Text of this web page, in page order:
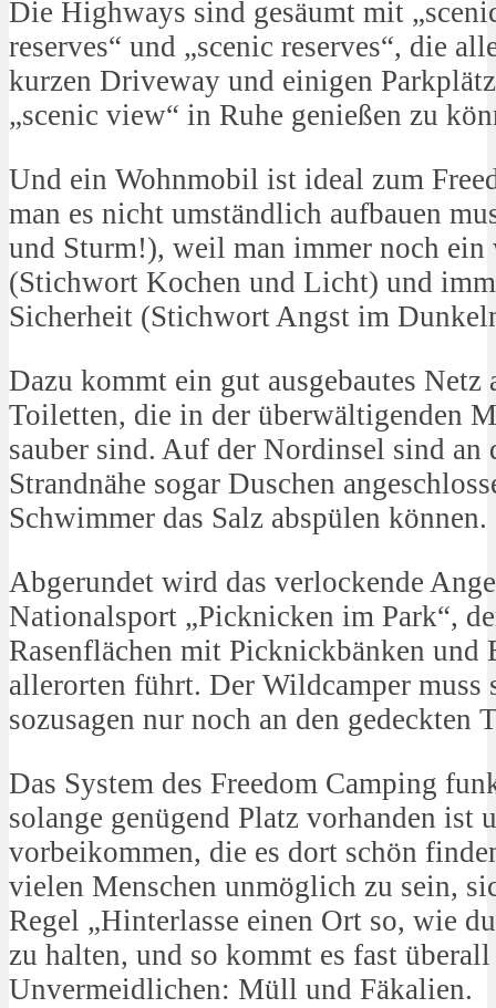
Die Highways sind gesäumt mit
reserves“ und „scenic reserves“, die
kurzen Driveway und einigen
„scenic view“ in Ruhe genießen zu
Und ein Wohnmobil ist ideal zum
man es nicht umständlich aufbauen
und Sturm!), weil man immer noch
(Stichwort Kochen und Licht) und
Sicherheit (Stichwort Angst im
Dazu kommt ein gut ausgebautes
Toiletten, die in der überwältigenden
sauber sind. Auf der Nordinsel sind an
Strandnähe sogar Duschen
Schwimmer das Salz abspülen können.
Abgerundet wird das verlockende
Nationalsport „Picknicken im Park“,
Rasenflächen mit Picknickbänken
allerorten führt. Der Wildcamper muss
sozusagen nur noch an den gedeckten
Das System des Freedom Camping
solange genügend Platz vorhanden ist
vorbeikommen, die es dort schön
vielen Menschen unmöglich zu sein,
Regel „Hinterlasse einen Ort so, wie
zu halten, und so kommt es fast
Unvermeidlichen: Müll und Fäkalien.